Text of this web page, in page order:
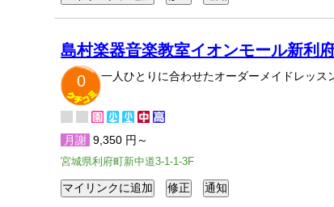
島村楽器音楽教室イオンモール新利
0
一人ひとりに合わせたオーダーメイドレッ
月謝 9,350 円～
宮城県利府町新中道3-1-1-3F